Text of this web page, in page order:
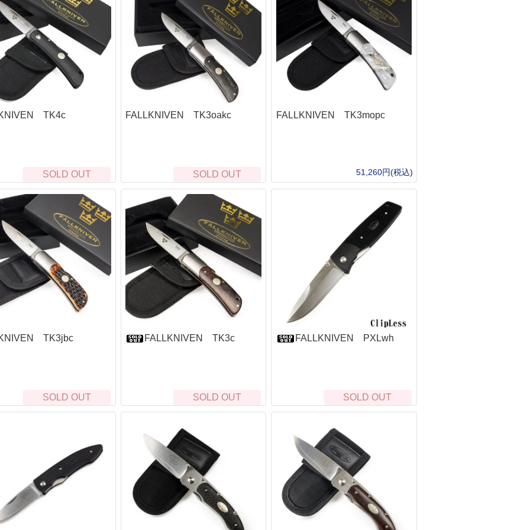
TK4c
SOLD OUT
FALLKNIVEN TK3oakc
SOLD OUT
FALLKNIVEN TK3mopc
51,260円(税込)
TK3jbc
SOLD OUT
FALLKNIVEN TK3c
SOLD OUT
FALLKNIVEN PXLwh
SOLD OUT